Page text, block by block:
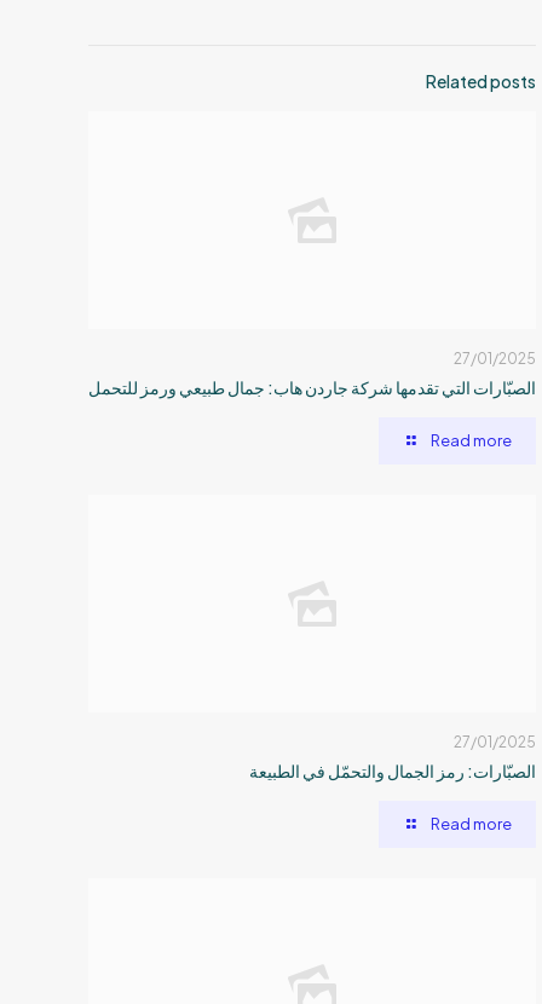
Related posts
27/01/2025
الصبّارات التي تقدمها شركة جاردن هاب: جمال طبيعي ورمز للتحمل
Read more
27/01/2025
الصبّارات: رمز الجمال والتحمّل في الطبيعة
Read more